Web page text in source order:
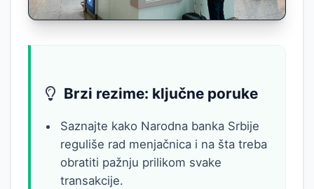
Brzi rezime: ključne poruke
Saznajte kako Narodna banka Srbije
reguliše rad menjačnica i na šta treba
obratiti pažnju prilikom svake
transakcije.